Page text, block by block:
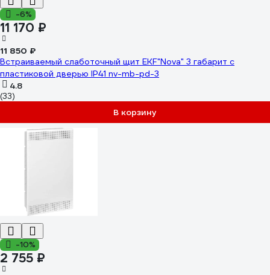
-6%
11 170 ₽
11 850 ₽
Встраиваемый слаботочный щит EKF"Nova" 3 габарит с
пластиковой дверью IP41 nv-mb-pd-3
4.8
(33)
В корзину
-10%
2 755 ₽